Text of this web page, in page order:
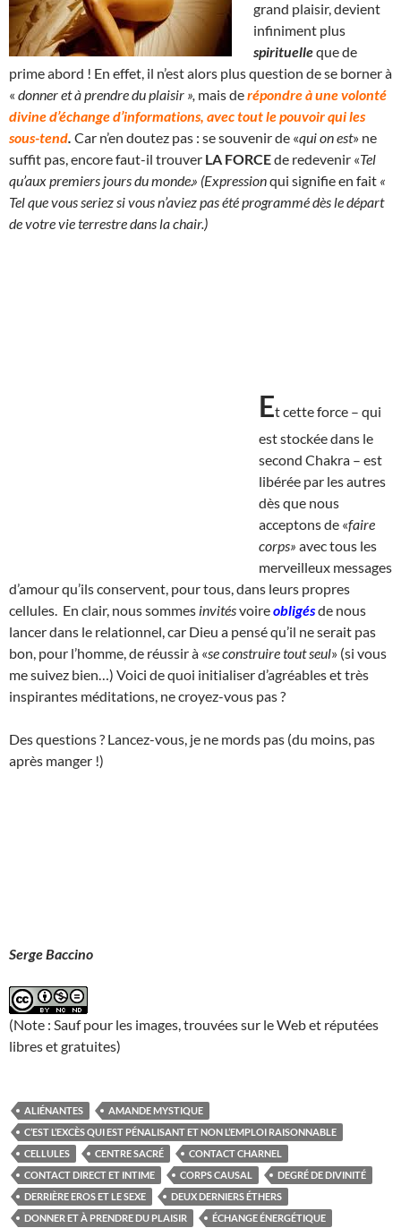
grand plaisir, devient
infiniment plus
spirituelleque de
prime abord ! En effet, il n’est alors plus question de se borner à
« donner et à prendre du plaisir », mais derépondre à une volonté
divine d’échange d’informations, avec tout le pouvoir qui les
sous-tend Car n’en doutez pas : se souvenir de «qui on est» ne
suffit pas, encore faut-il trouver LA FORCEde redevenir «Tel
qu’aux premiers jours du monde.» (Expressionqui signifie en fait «
Tel que vous seriez si vous n’aviez pas été programmé dès le départ
de votre vie terrestre dans la chair.)
Et cette force – qui
est stockée dans le
second Chakra – est
libérée par les autres
dès que nous
acceptons de «faire
corps» avec tous les
merveilleux messages
d’amour qu’ils conservent, pour tous, dans leurs propres
cellules. En clair, nous sommes invitésvoireobligésde nous
lancer dans le relationnel, car Dieu a pensé qu’il ne serait pas
bon, pour l’homme, de réussir à «se construire tout seul» (si vous
me suivez bien…) Voici de quoi initialiser d’agréables et très
inspirantes méditations, ne croyez-vous pas ?
Des questions ? Lancez-vous, je ne mords pas (du moins, pas
après manger !)
Serge Baccino
(Note : Sauf pour les images, trouvées sur le Web et réputées
libres et gratuites)
ALIÉNANTES
AMANDE MYSTIQUE
C’EST L’EXCÈS QUI EST PÉNALISANT ET NON L’EMPLOI RAISONNABLE
CELLULES
CENTRE SACRÉ
CONTACT CHARNEL
CONTACT DIRECT ET INTIME
CORPS CAUSAL
DEGRÉ DE DIVINITÉ
DERRIÈRE EROS ET LE SEXE
DEUX DERNIERS ÉTHERS
DONNER ET À PRENDRE DU PLAISIR
ÉCHANGE ÉNERGÉTIQUE